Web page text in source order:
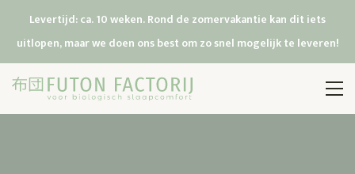
Levertijd: ca. 10 weken. Rond de zomervakantie kan dit iets
uitlopen, maar we doen ons best om zo snel mogelijk te leveren!